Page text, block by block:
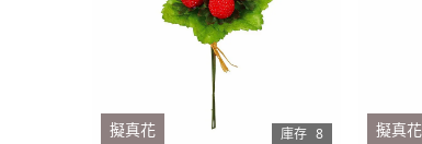
庫存 8
擬真花 擬真花